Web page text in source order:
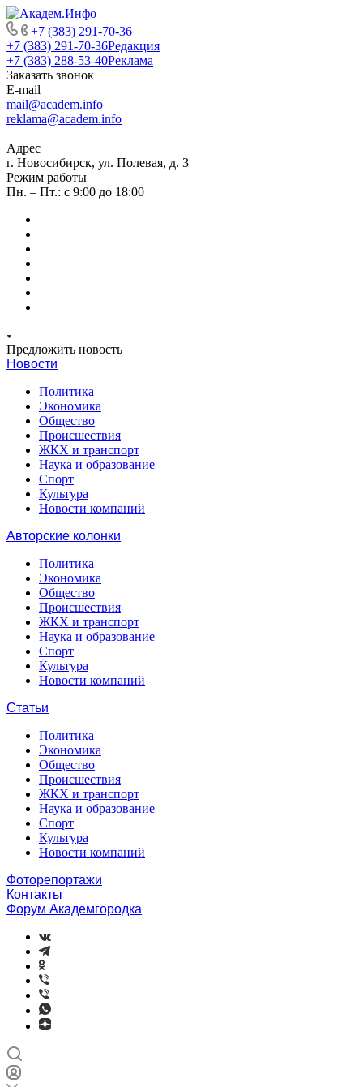
+7 (383) 291-70-36
+7 (383) 291-70-36Редакция
+7 (383) 288-53-40Реклама
Заказать звонок
E-mail
mail@academ.info
reklama@academ.info
Адрес
г. Новосибирск, ул. Полевая, д. 3
Режим работы
Пн. – Пт.: с 9:00 до 18:00
Предложить новость
Новости
Политика
Экономика
Общество
Происшествия
ЖКХ и транспорт
Наука и образование
Спорт
Культура
Новости компаний
Авторские колонки
Политика
Экономика
Общество
Происшествия
ЖКХ и транспорт
Наука и образование
Спорт
Культура
Новости компаний
Статьи
Политика
Экономика
Общество
Происшествия
ЖКХ и транспорт
Наука и образование
Спорт
Культура
Новости компаний
Фоторепортажи
Контакты
Форум Академгородка